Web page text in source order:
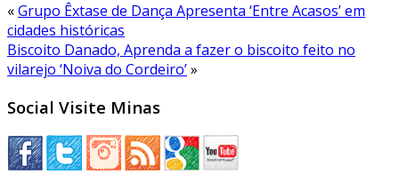
«Grupo Êxtase de Dança Apresenta ‘Entre Acasos’ em
cidades históricas
Biscoito Danado, Aprenda a fazer o biscoito feito no
vilarejo ‘Noiva do Cordeiro’»
Social Visite Minas